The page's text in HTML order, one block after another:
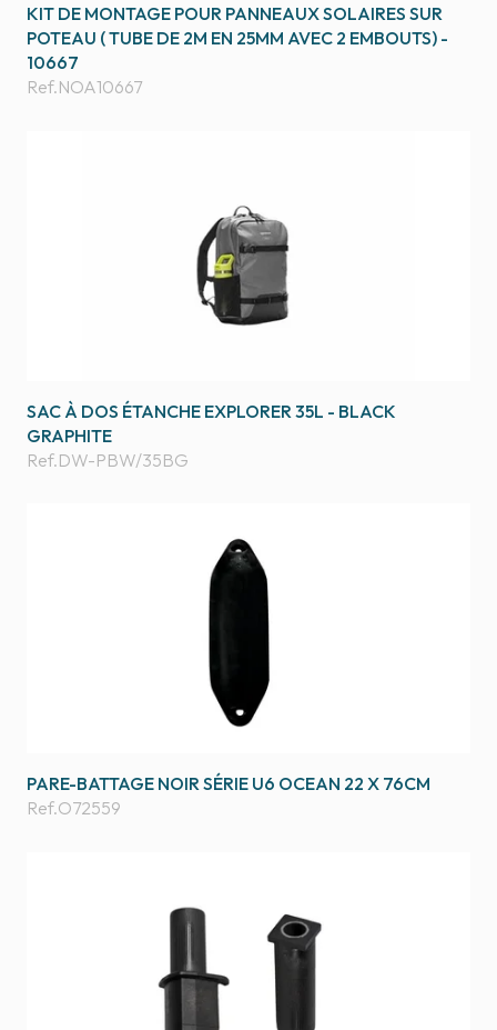
KIT DE MONTAGE POUR PANNEAUX SOLAIRES SUR
POTEAU ( TUBE DE 2M EN 25MM AVEC 2 EMBOUTS) -
10667
Ref.NOA10667
SAC À DOS ÉTANCHE EXPLORER 35L - BLACK
GRAPHITE
Ref.DW-PBW/35BG
PARE-BATTAGE NOIR SÉRIE U6 OCEAN 22 X 76CM
Ref.O72559